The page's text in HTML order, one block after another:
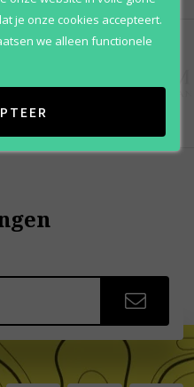
je onze cookies accepteert.
we alleen functionele